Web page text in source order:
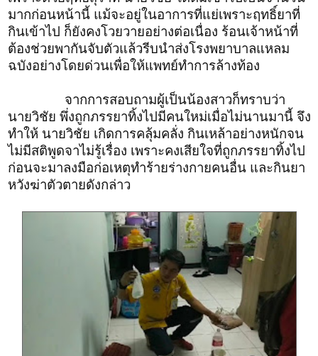
มากก่อนหน้านี้ แม้จะอยู่ในอาการที่แย่เพราะฤทธิ์ยาที่
กินเข้าไป ก็ยังคงโวยวายอย่างต่อเนื่อง ร้อนเจ้าหน้าที่
ต้องช่วยพากันจับตัวแล้วรีบนำส่งโรงพยาบาลแหลม
ฉบังอย่างโดยด่วนเพื่อให้แพทย์ทำการล้างท้อง
จากการสอบถามผู้เป็นน้องสาวก็ทราบว่า
นายวิชัย พึ่งถูกภรรยาทิ้งไปมีคนใหม่เมื่อไม่นานมานี้ จึง
ทำให้ นายวิชัย เกิดการคลุ้มคลั่ง กินเหล้าอย่างหนักจน
ไม่มีสติพูดจาไม่รู้เรื่อง เพราะคงเสียใจที่ถูกภรรยาทิ้งไป
ก่อนจะมาลงมือก่อเหตุทำร้ายร่างกายคนอื่น และกินยา
หวังฆ่าตัวตายดังกล่าว